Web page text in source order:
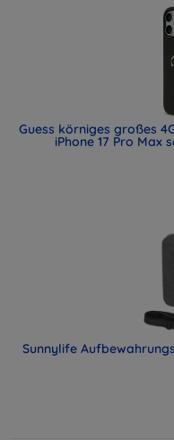
Guess körniges großes
iPhone 17 Pro Max
Sunnylife